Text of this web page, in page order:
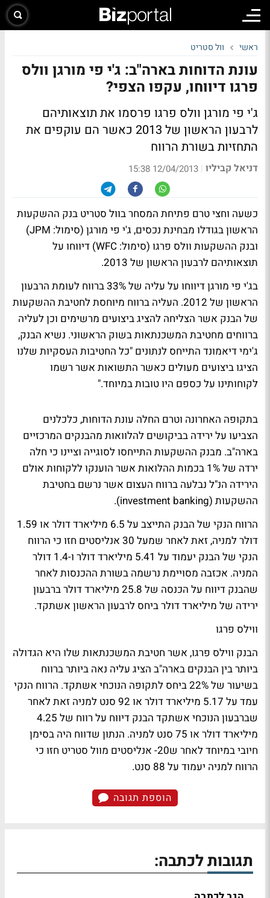
ראשי וול סטריט
עונת הדוחות בארה"ב: ג'י פי מורגן וולס
פרגו דיווחו, עקפו הצפי?
ג'י פי מורגן וולס פרגו פרסמו את תוצאותיהם
לרבעון הראשון של 2013 כאשר הם עוקפים את
התחזיות בשורת הרווח
דניאל קביליו |
12/04/2013 15:38
כשעה וחצי טרם פתיחת המסחר בוול סטריט בנק ההשקעות
הראשון בגודלו מבחינת נכסים, ג'י פי מורגן (סימול: JPM)
ובנק ההשקעות וולס פרגו (סימול: WFC) דיווחו על
תוצאותיהם לרבעון הראשון של 2013.
בג'י פי מורגן דיווחו על עליה של 33% ברווח לעומת הרבעון
הראשון של 2012. העליה ברווח מיוחסת לחטיבת ההשקעות
של הבנק אשר הצליחה להציג ביצועים מרשימים וכן לעליה
ברווחים מחטיבת המשכנתאות בשוק הראשוני. נשיא הבנק,
ג'ימי דיאמונד התייחס לנתונים "כל החטיבות העסקיות שלנו
הציגו ביצועים מעולים כאשר התשואות אשר רשמו
לקוחותינו על כספם היו טובות במיוחד."
בתקופה האחרונה וטרם החלה עונת הדוחות, כלכלנים
הצביעו על ירידה בביקושים להלוואות מהבנקים המרכזיים
בארה"ב. מבנק ההשקעות התייחסו לסוגייה וציינו כי חלה
ירדה של 1% בכמות ההלואות אשר הוענקו ללקוחות אולם
הירידה הנ"ל נבלעה ברווח העצום אשר נרשם בחטיבת
ההשקעות (investment banking).
הרווח הנקי של הבנק התייצב על 6.5 מיליארד דולר או 1.59
דולר למניה, זאת לאחר שמעל 30 אנליסטים חזו כי הרווח
הנקי של הבנק יעמוד על 5.41 מיליארד דולר ו-1.4 דולר
המניה. אכזבה מסויימת נרשמה בשורת ההכנסות לאחר
שהבנק דיווח על הכנסה של 25.8 מיליארד דולר ברבעון
ירידה של מיליארד דולר ביחס לרבעון הראשון אשתקד.
ווילס פרגו
הבנק ווילס פרגו, אשר חטיבת המשכנתאות שלו היא הגדולה
ביותר בין הבנקים בארה"ב הציג עליה נאה ביותר ברווח
בשיעור של 22% ביחס לתקופה הנוכחי אשתקד. הרווח הנקי
עמד על 5.17 מיליארד דולר או 92 סנט למניה זאת לאחר
שברבעון הנוכחי אשתקד הבנק דיווח על רווח של 4.25
מיליארד דולר או 75 סנט למניה. הנתון שדווח היה בסימן
חיובי במיוחד לאחר ש20- אנליסטים מוול סטריט חזו כי
הרווח למניה יעמוד על 88 סנט.
הוספת תגובה
תגובות לכתבה: